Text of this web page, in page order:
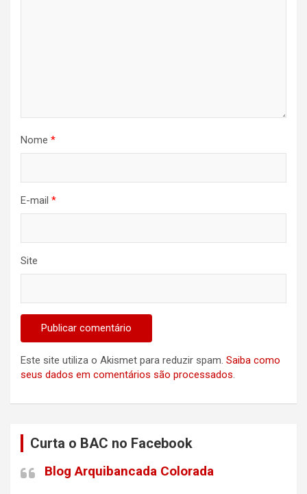
Nome *
E-mail *
Site
Este site utiliza o Akismet para reduzir spam. Saiba como
seus dados em comentários são processados.
Curta o BAC no Facebook
Blog Arquibancada Colorada